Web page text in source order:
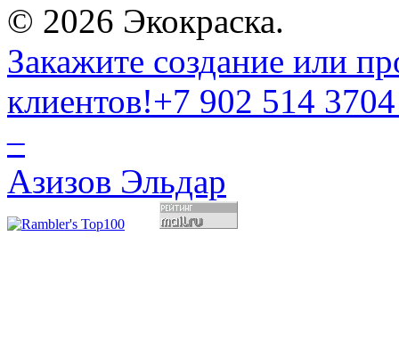
© 2026 Экокраска.
Закажите создание или
клиентов!+7 902 514 3704
–
Азизов Эльдар